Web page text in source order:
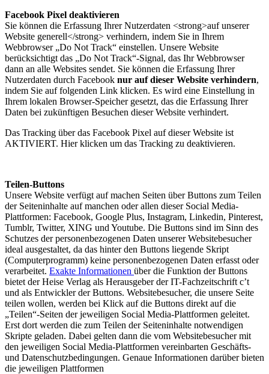
Facebook Pixel deaktivieren
Sie können die Erfassung Ihrer Nutzerdaten <strong>auf unserer
Website generell</strong> verhindern, indem Sie in Ihrem
Webbrowser „Do Not Track“ einstellen. Unsere Website
berücksichtigt das „Do Not Track“-Signal, das Ihr Webbrowser
dann an alle Websites sendet. Sie können die Erfassung Ihrer
Nutzerdaten durch Facebook nur auf dieser Website verhindern,
indem Sie auf folgenden Link klicken. Es wird eine Einstellung in
Ihrem lokalen Browser-Speicher gesetzt, das die Erfassung Ihrer
Daten bei zukünftigen Besuchen dieser Website verhindert.
Das Tracking über das Facebook Pixel auf dieser Website ist
AKTIVIERT. Hier klicken um das Tracking zu deaktivieren.
Teilen-Buttons
Unsere Website verfügt auf machen Seiten über Buttons zum Teilen
der Seiteninhalte auf manchen oder allen dieser Social Media-
Plattformen: Facebook, Google Plus, Instagram, Linkedin, Pinterest,
Tumblr, Twitter, XING und Youtube. Die Buttons sind im Sinn des
Schutzes der personenbezogenen Daten unserer Websitebesucher
ideal ausgestaltet, da das hinter den Buttons liegende Skript
(Computerprogramm) keine personenbezogenen Daten erfasst oder
verarbeitet. Exakte Informationen über die Funktion der Buttons
bietet der Heise Verlag als Herausgeber der IT-Fachzeitschrift c’t
und als Entwickler der Buttons. Websitebesucher, die unsere Seite
teilen wollen, werden bei Klick auf die Buttons direkt auf die
„Teilen“-Seiten der jeweiligen Social Media-Plattformen geleitet.
Erst dort werden die zum Teilen der Seiteninhalte notwendigen
Skripte geladen. Dabei gelten dann die vom Websitebesucher mit
den jeweiligen Social Media-Plattformen vereinbarten Geschäfts-
und Datenschutzbedingungen. Genaue Informationen darüber bieten
die jeweiligen Plattformen